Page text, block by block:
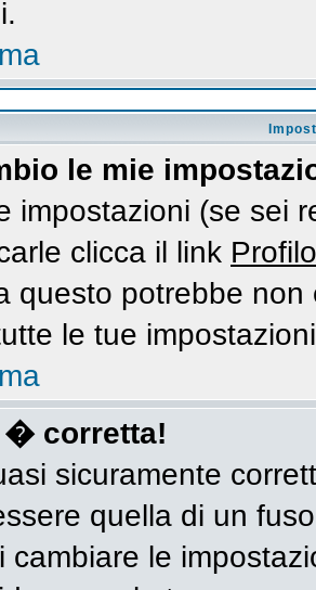
le mie
impostazioni (se sei
clicca il link Profilo
questo potrebbe
le tue
� corretta!
sicuramente
quella di un
cambiare le